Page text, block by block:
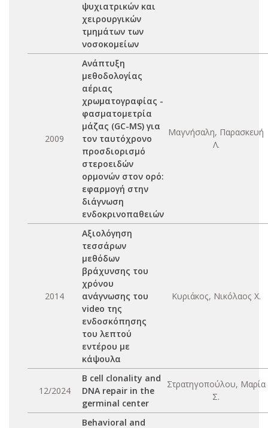
ψυχιατρικών και
χειρουργικών
τμημάτων των
νοσοκομείων
2009
Aνάπτυξη
μεθοδολογίας
αέριας
χρωματογραφίας -
φασματομετρία
μάζας (GC-MS) για
τον ταυτόχρονο
προσδιορισμό
στεροειδών
ορμονών στον ορό:
εφαρμογή στην
διάγνωση
ενδοκρινοπαθειών
Μαγνήσαλη, Παρασκευή
Λ.
2014
Aξιολόγηση
τεσσάρων
μεθόδων
βράχυνσης του
χρόνου
ανάγνωσης του
video της
ενδοσκόπησης
του λεπτού
εντέρου με
κάψουλα
Κυριάκος, Νικόλαος Χ.
12/2024
B cell clonality and
DNA repair in the
germinal center
Στρατηγοπούλου, Μαρία
Σ.
Behavioral and